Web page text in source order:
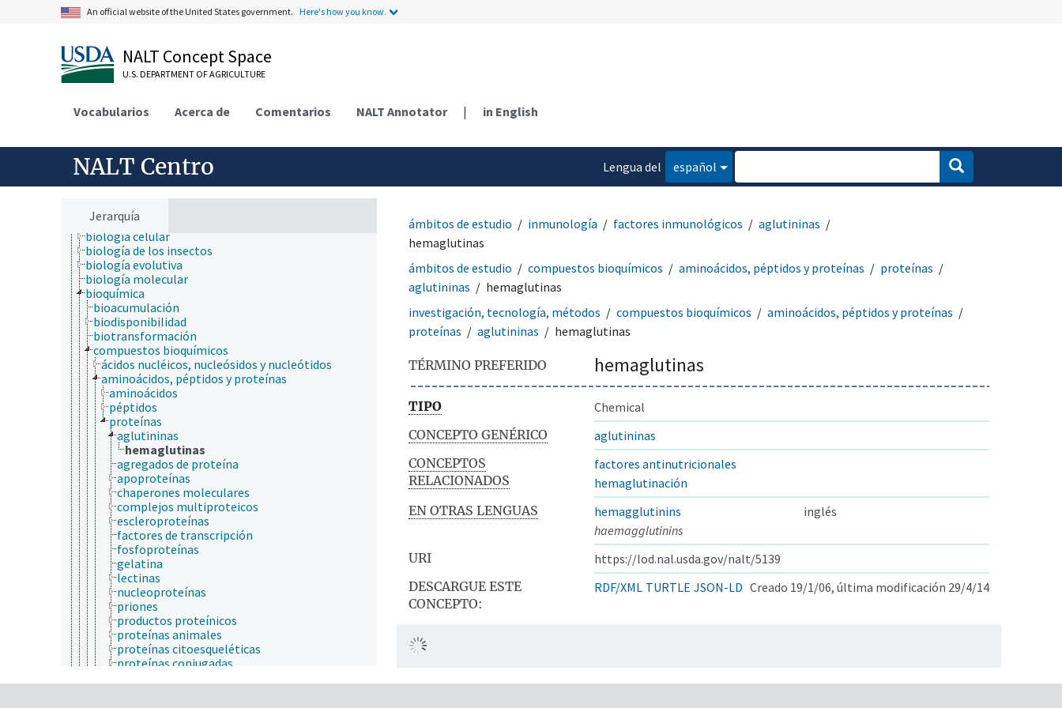
An official website of the United States government. Here's how you know.
NALT Concept Space
U.S. DEPARTMENT OF AGRICULTURE
Vocabularios Acerca de Comentarios NALT Annotator | in English
NALT Centro
Lengua del
español
Jerarquía
acuicultura
agricultura
agronomía
apicultura
bioinformática
biología celular
biología de los insectos
biología evolutiva
biología molecular
bioquímica
bioacumulación
biodisponibilidad
biotransformación
compuestos bioquímicos
ácidos nucléicos, nucleósidos y nucleótidos
aminoácidos, péptidos y proteínas
aminoácidos
péptidos
proteínas
aglutininas
hemaglutinas
agregados de proteína
apoproteínas
chaperones moleculares
complejos multiproteicos
escleroproteínas
factores de transcripción
fosfoproteínas
gelatina
lectinas
nucleoproteínas
priones
productos proteínicos
proteínas animales
proteínas citoesqueléticas
proteínas conjugadas
ámbitos de estudio inmunología factores inmunológicos
aglutininas
hemaglutinas
ámbitos de estudio
compuestos bioquímicos aminoácidos, péptidos y proteínas
proteínas
aglutininas
hemaglutinas
investigación, tecnología, métodos
compuestos bioquímicos
aminoácidos, péptidos y proteínas
proteínas
aglutininas hemaglutinas
TÉRMINO PREFERIDO hemaglutinas
TIPO
Chemical
CONCEPTO GENÉRICO
aglutininas
CONCEPTOS
RELACIONADOS
factores antinutricionales
hemaglutinación
EN OTRAS LENGUAS
hemagglutinins
inglés
haemagglutinins
URI
https://lod.nal.usda.gov/nalt/5139
DESCARGUE ESTE
CONCEPTO:
RDF/XML TURTLE JSON-LD Creado 19/1/06, última modificación 29/4/14